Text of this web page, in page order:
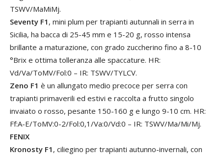
TSWV/MaMiMj.
Seventy F1 , mini plum per trapianti autunnali in serra in
Sicilia, ha bacca di 25-45 mm e 15-20 g, rosso intensa
brillante a maturazione, con grado zuccherino fino a 8-10
°Brix e ottima tolleranza alle spaccature. HR:
Vd/Va/ToMV/Fol:0 – IR: TSWV/TYLCV.
Zeno F1 è un allungato medio precoce per serra con
trapianti primaverili ed estivi e raccolta a frutto singolo
invaiato o rosso, pesante 150-160 g e lungo 9-10 cm. HR:
Ff:A-E/ToMV:0-2/Fol:0,1/Va:0/Vd:0 – IR: TSWV/Ma/Mi/Mj.
FENIX
Kronosty F1 , ciliegino per trapianti autunno-invernali, con